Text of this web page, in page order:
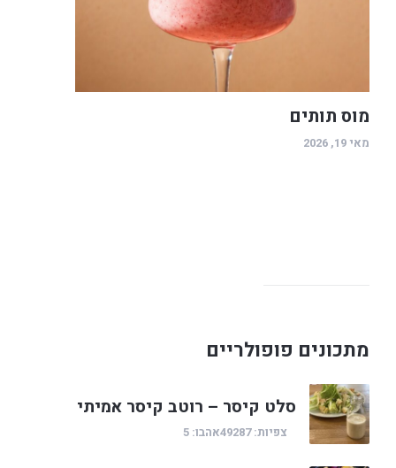
מוס תותים
מאי 19, 2026
מתכונים פופולריים
סלט קיסר – רוטב קיסר אמיתי
צפיות: 49287 אהבו: 5